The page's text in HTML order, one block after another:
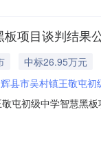
项目谈判结果
中标26.95万元
辉县市吴村镇王敬屯初
屯初级中学智慧黑
辉县市吴村镇王敬